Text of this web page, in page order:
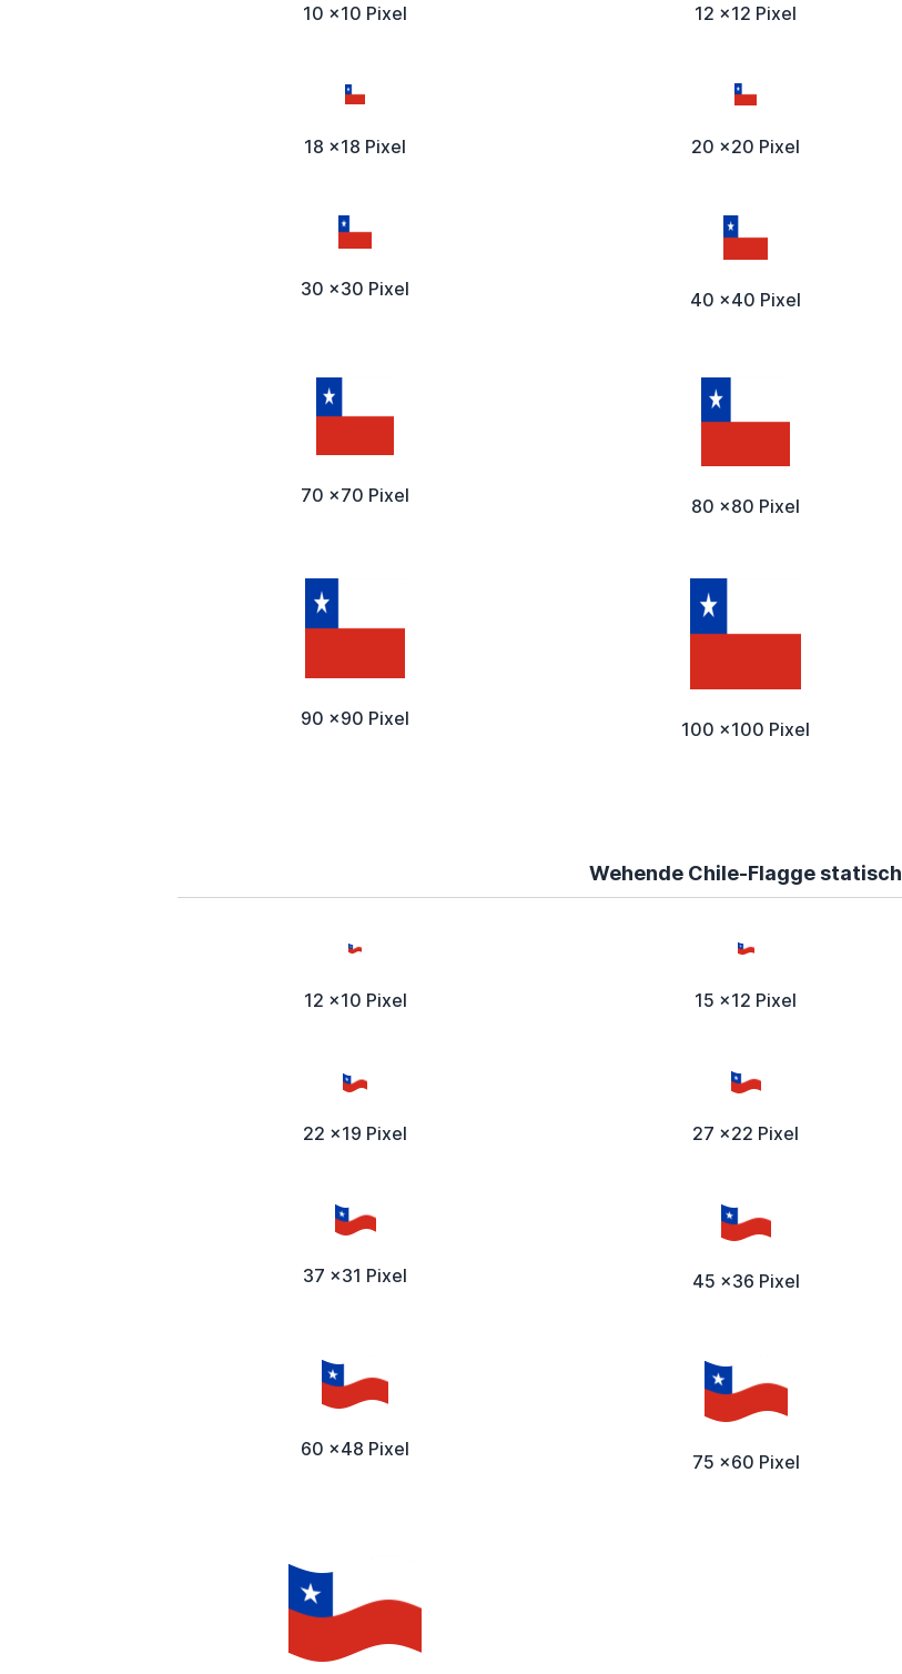
10 x10 Pixel 12 x12 Pixel
18 x18 Pixel 20 x20 Pixel
30 x30 Pixel 40 x40 Pixel
70 x70 Pixel 80 x80 Pixel
90 x90 Pixel 100 x100 Pixel
Wehende Chile-Flagge statisch
12 x10 Pixel 15 x12 Pixel
22 x19 Pixel 27 x22 Pixel
37 x31 Pixel 45 x36 Pixel
60 x48 Pixel
75 x60 Pixel